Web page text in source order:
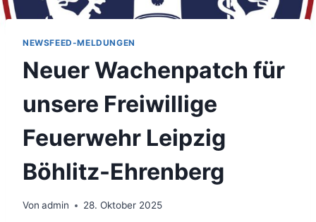
NEWSFEED-MELDUNGEN
Neuer Wachenpatch für
unsere Freiwillige
Feuerwehr Leipzig
Böhlitz-Ehrenberg
Von admin 28. Oktober 2025